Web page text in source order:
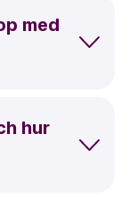
med
hur